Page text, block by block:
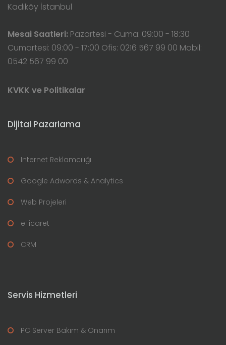
Kadıköy İstanbul
Mesai Saatleri: Pazartesi - Cuma: 09:00 - 18:30
Cumartesi: 09:00 - 17:00 Ofis: 0216 567 99 00 Mobil:
0542 567 99 00
KVKK ve Politikalar
Dijital Pazarlama
Internet Reklamcılığı
Google Adwords & Analytics
Web Projeleri
eTicaret
CRM
Servis Hizmetleri
PC Server Bakım & Onarım